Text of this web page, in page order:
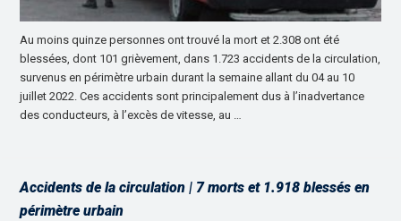
Au moins quinze personnes ont trouvé la mort et 2.308 ont été
blessées, dont 101 grièvement, dans 1.723 accidents de la circulation,
survenus en périmètre urbain durant la semaine allant du 04 au 10
juillet 2022. Ces accidents sont principalement dus à l’inadvertance
des conducteurs, à l’excès de vitesse, au …
Accidents de la circulation | 7 morts et 1.918 blessés en
périmètre urbain